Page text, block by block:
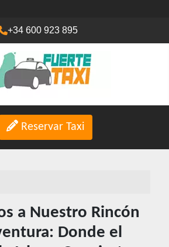
+34 600 923 895
Reservar Taxi
a Nuestro Rincón
Donde el